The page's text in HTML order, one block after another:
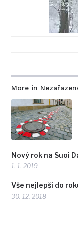
More in
Nový rok na Suoi
1. 1. 2019
Vše nejlepší do
30. 12. 2018